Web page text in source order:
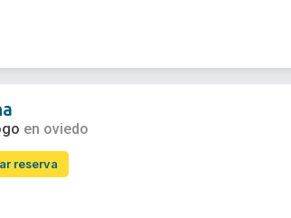
en oviedo
reserva